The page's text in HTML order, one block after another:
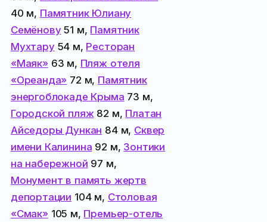
40 м, Памятник Юлиану
Семёнову 51 м, Памятник
Мухтару 54 м, Ресторан
«Маяк»63 м, Пляж отеля
«Ореанда» 72 м, Памятник
энергоблокаде Крыма 73 м,
Городской пляж 82 м, Платан
Айседоры Дункан 84 м, Сквер
имени Калинина 92 м, Зонтики
на набережной 97 м,
Монумент в память жертв
депортации 104 м, Столовая
«Смак»105 м, Премьер-отель